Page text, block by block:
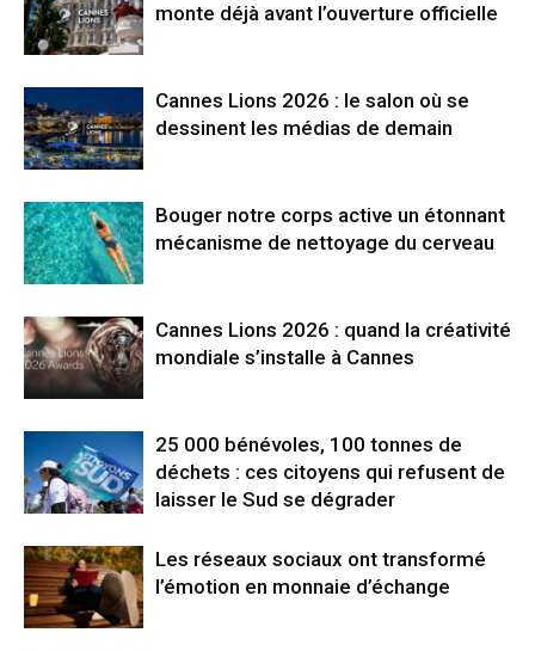
monte déjà avant l’ouverture officielle
Cannes Lions 2026 : le salon où se
dessinent les médias de demain
Bouger notre corps active un étonnant
mécanisme de nettoyage du cerveau
Cannes Lions 2026 : quand la créativité
mondiale s’installe à Cannes
25 000 bénévoles, 100 tonnes de
déchets : ces citoyens qui refusent de
laisser le Sud se dégrader
Les réseaux sociaux ont transformé
l’émotion en monnaie d’échange